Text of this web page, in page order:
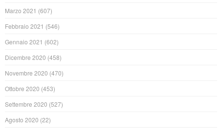
Marzo 2021 (607)
Febbraio 2021 (546)
Gennaio 2021 (602)
Dicembre 2020 (458)
Novembre 2020 (470)
Ottobre 2020 (453)
Settembre 2020 (527)
Agosto 2020 (22)